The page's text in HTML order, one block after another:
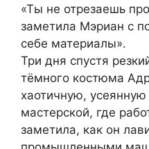
«Ты не отрезаешь
заметила Мэриан с
себе материалы».
Три дня спустя
тёмного костюма
хаотичную,
мастерской, где
заметила, как он